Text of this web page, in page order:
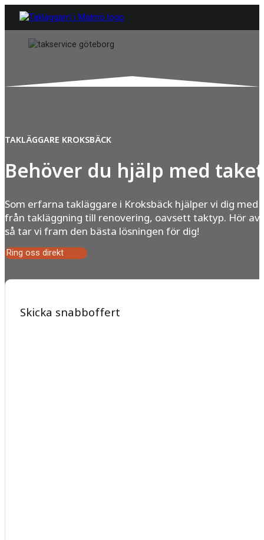
TAKLÄGGARE KROKSBÄCK
Behöver du hjälp med
Som erfarna takläggare i Kroksbäck hjälper vi dig med
från takläggning till renovering, oavsett taktyp. Hör av
så tar vi fram den bästa lösningen för dig!
Ring oss direkt
Skicka snabboffert